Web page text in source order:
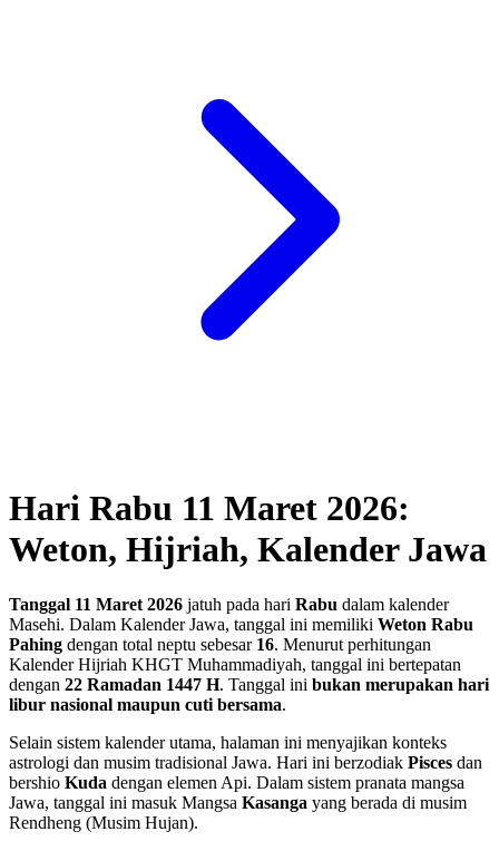
Hari Rabu 11 Maret 2026:
Weton, Hijriah, Kalender Jawa
Tanggal 11 Maret 2026 jatuh pada hari Rabu dalam kalender
Masehi. Dalam Kalender Jawa, tanggal ini memiliki Weton Rabu
Pahing dengan total neptu sebesar 16. Menurut perhitungan
Kalender Hijriah KHGT Muhammadiyah, tanggal ini bertepatan
dengan 22 Ramadan 1447 H. Tanggal ini bukan merupakan hari
libur nasional maupun cuti bersama.
Selain sistem kalender utama, halaman ini menyajikan konteks
astrologi dan musim tradisional Jawa. Hari ini berzodiak Pisces dan
bershio Kuda dengan elemen Api. Dalam sistem pranata mangsa
Jawa, tanggal ini masuk Mangsa Kasanga yang berada di musim
Rendheng (Musim Hujan).